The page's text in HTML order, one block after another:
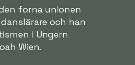
forna unionen
och han
i Ungern
Wien.